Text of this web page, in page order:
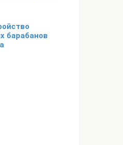
барабанов